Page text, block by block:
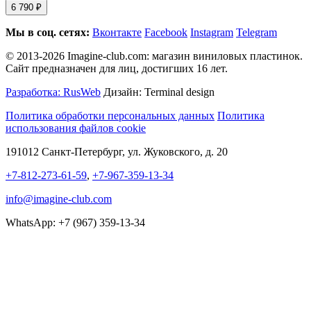
6 790 ₽
Мы в соц. сетях: Вконтакте Facebook Instagram Telegram
© 2013-2026 Imagine-club.com: магазин виниловых пластинок.
Сайт предназначен для лиц, достигших 16 лет.
Разработка: RusWeb Дизайн: Terminal design
Политика обработки персональных данных Политика
использования файлов cookie
191012 Санкт-Петербург, ул. Жуковского, д. 20
+7-812-273-61-59, +7-967-359-13-34
info@imagine-club.com
WhatsApp: +7 (967) 359-13-34